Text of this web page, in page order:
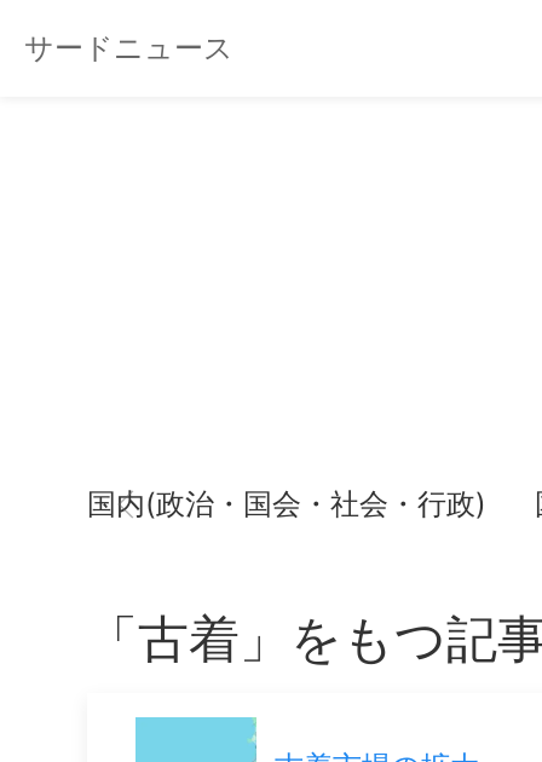
サードニュース
国内(政治・国会・社会・行政)
「古着」をもつ記